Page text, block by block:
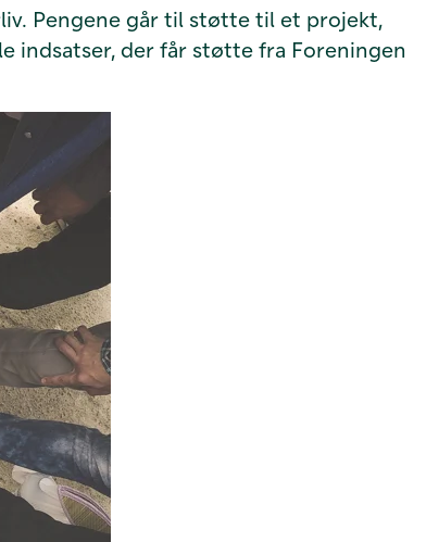
Pengene går til støtte til et projekt,
indsatser, der får støtte fra Foreningen